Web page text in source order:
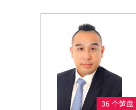
36 个笋盘